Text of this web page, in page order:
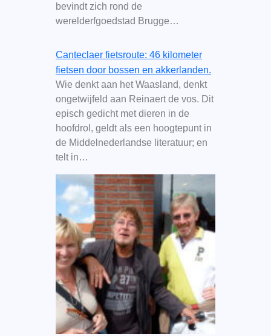
bevindt zich rond de
werelderfgoedstad Brugge…
Canteclaer fietsroute: 46 kilometer
fietsen door bossen en akkerlanden.
Wie denkt aan het Waasland, denkt
ongetwijfeld aan Reinaert de vos. Dit
episch gedicht met dieren in de
hoofdrol, geldt als een hoogtepunt in
de Middelnederlandse literatuur; en
telt in…